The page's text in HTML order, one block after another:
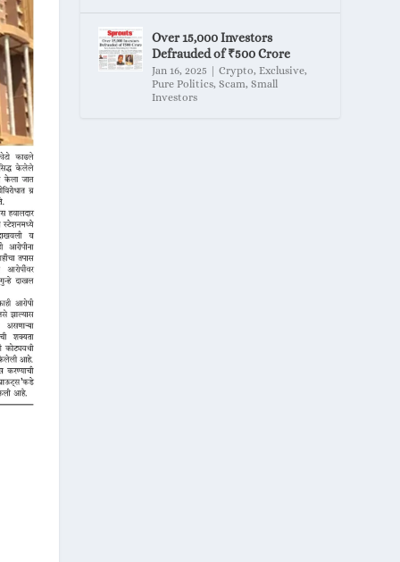
Over 15,000 Investors
Defrauded of ₹500 Crore
Jan 16, 2025 |Crypto,Exclusive,
Pure Politics,Scam,Small
Investors